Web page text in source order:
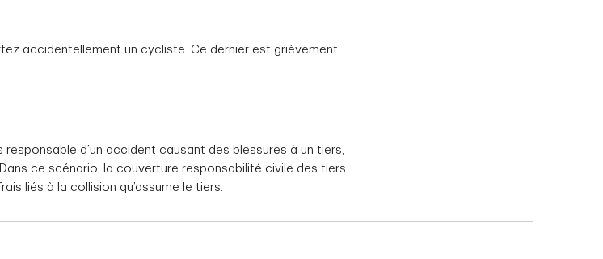
accidentellement un cycliste. Ce dernier est grièvement
d’un accident causant des blessures à un tiers,
ce scénario, la couverture responsabilité civile des tiers
liés à la collision qu’assume le tiers.